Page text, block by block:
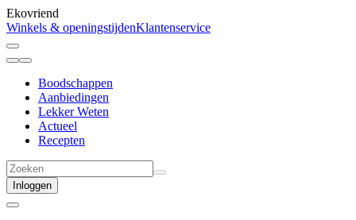
Ekovriend
Winkels & openingstijdenKlantenservice
Boodschappen
Aanbiedingen
Lekker Weten
Actueel
Recepten
Inloggen